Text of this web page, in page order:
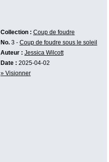
Collection : Coup de foudre
No.3 - Coup de foudre sous le soleil
Auteur : Jessica Wilcott
Date : 2025-04-02
» Visionner